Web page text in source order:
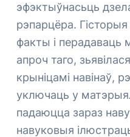
эфэктыўнасьць
рэпарцёра.
факты і
апроч таго,
крыніцамі навінаў,
уключаць у
падаюцца зараз
навуковыя